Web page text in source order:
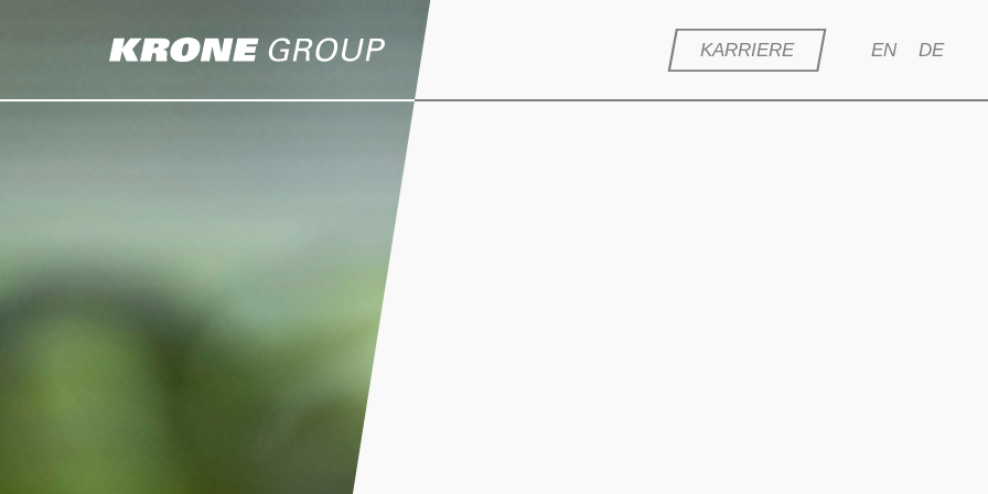
KARRIERE EN DE